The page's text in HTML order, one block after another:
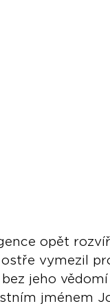
opět
ostře vymezil
jeho
jménem